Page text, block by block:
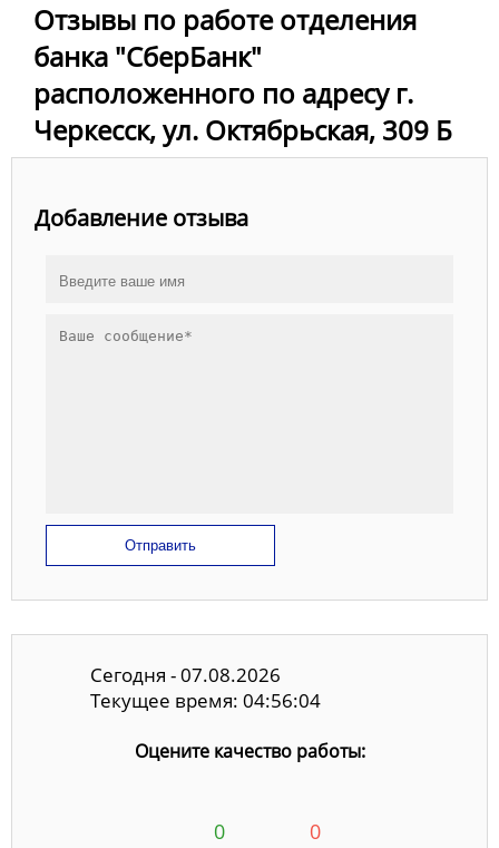
Отзывы по работе отделения
банка "СберБанк"
расположенного по адресу г.
Черкесск, ул. Октябрьская, 309 Б
Добавление отзыва
Отправить
Сегодня - 07.08.2026
Текущее время: 04:56:04
Оцените качество работы:
0 0